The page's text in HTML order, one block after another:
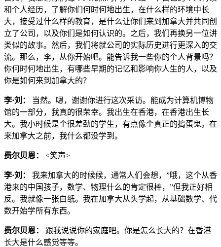
和个人经历，了解你们何时何地出生，在什么样的环境中长
大，接受过什么样的教育，是什么让你们来到加拿大并共同创
立了公司，以及你们是如何认识的。之后，我们再换另一位讲
类似的故事。然后，我们将就公司的实际历史进行更深入的交
流。那么，李，从你开始吧。能告诉我一些你的个人背景吗？
你何时何地出生，有哪些早期的记忆和影响你人生的人，以及
你是如何来到加拿大的？
李·刘：
当然。嗯，谢谢你进行这次采访。能成为计算机博物
馆的一部分，我真的很荣幸。我出生在香港，在香港出生长
大。我小时候是个很差劲的学生，有点像个真正的捣蛋鬼。在
来加拿大之前，我什么都没学到。
费尔贝恩： <笑声>
李·刘：
我来加拿大的时候候，通常人们会想，”哦，这个从香
港来的中国孩子，数学、物理什么的肯定很棒，”但我正好相
反。我就像一张白纸。我在加拿大从头学起，从基础数学、代
数开始学所有东西。
费尔贝恩：
跟我说说你的家庭吧。你是怎么长大的？在香港
长大是什么感觉等等。